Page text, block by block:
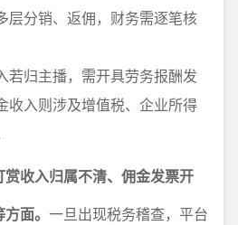
层分销、返佣，财务需逐笔核
若归主播，需开具劳务报酬发
收入则涉及增值税、企业所得
收入归属不清、佣金发票开
面。 一旦出现税务稽查，平台